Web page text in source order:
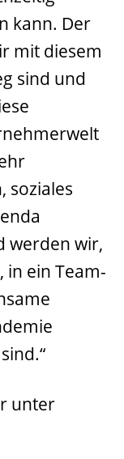
kann. Der
mit diesem
sind und
soziales
werden wir,
in ein Team-
unter